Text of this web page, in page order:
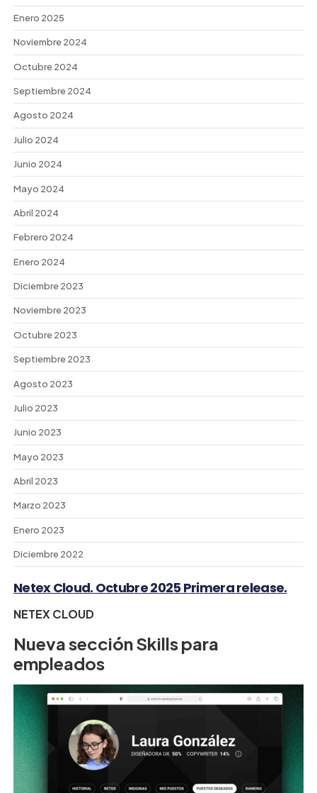
Netex Cloud. Octubre 2025 Primera release.
NETEX CLOUD
Nueva sección Skills para
empleados
Enero 2025
Noviembre 2024
Octubre 2024
Septiembre 2024
Agosto 2024
Julio 2024
Junio 2024
Mayo 2024
Abril 2024
Febrero 2024
Enero 2024
Diciembre 2023
Noviembre 2023
Octubre 2023
Septiembre 2023
Agosto 2023
Julio 2023
Junio 2023
Mayo 2023
Abril 2023
Marzo 2023
Enero 2023
Diciembre 2022